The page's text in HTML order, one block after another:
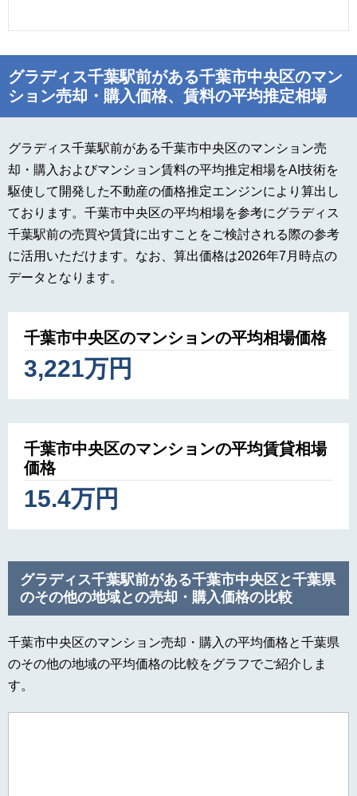
グラディス千葉駅前がある千葉市中央区のマン
ション売却・購入価格、賃料の平均推定相場
グラディス千葉駅前がある千葉市中央区のマンション売
却・購入およびマンション賃料の平均推定相場をAI技術を
駆使して開発した不動産の価格推定エンジンにより算出し
ております。千葉市中央区の平均相場を参考にグラディス
千葉駅前の売買や賃貸に出すことをご検討される際の参考
に活用いただけます。なお、算出価格は2026年7月時点の
データとなります。
千葉市中央区のマンションの平均相場価格
3,221万円
千葉市中央区のマンションの平均賃貸相場
価格
15.4万円
グラディス千葉駅前がある千葉市中央区と千葉県
のその他の地域との売却・購入価格の比較
千葉市中央区のマンション売却・購入の平均価格と千葉県
のその他の地域の平均価格の比較をグラフでご紹介しま
す。